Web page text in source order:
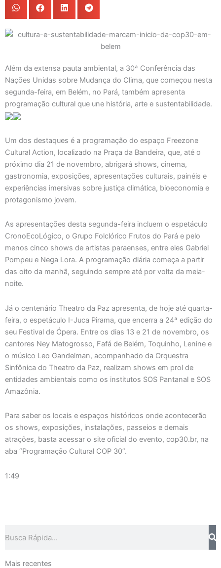
Além da extensa pauta ambiental, a 30ª Conferência das
Nações Unidas sobre Mudança do Clima, que começou nesta
segunda-feira, em Belém, no Pará, também apresenta
programação cultural que une história, arte e sustentabilidade.
Um dos destaques é a programação do espaço Freezone
Cultural Action, localizado na Praça da Bandeira, que, até o
próximo dia 21 de novembro, abrigará shows, cinema,
gastronomia, exposições, apresentações culturais, painéis e
experiências imersivas sobre justiça climática, bioeconomia e
protagonismo jovem.
As apresentações desta segunda-feira incluem o espetáculo
CronoEcoLógico, o Grupo Folclórico Frutos do Pará e pelo
menos cinco shows de artistas paraenses, entre eles Gabriel
Pompeu e Nega Lora. A programação diária começa a partir
das oito da manhã, seguindo sempre até por volta da meia-
noite.
Já o centenário Theatro da Paz apresenta, de hoje até quarta-
feira, o espetáculo I-Juca Pirama, que encerra a 24ª edição do
seu Festival de Ópera. Entre os dias 13 e 21 de novembro, os
cantores Ney Matogrosso, Fafá de Belém, Toquinho, Lenine e
o músico Leo Gandelman, acompanhado da Orquestra
Sinfônica do Theatro da Paz, realizam shows em prol de
entidades ambientais como os institutos SOS Pantanal e SOS
Amazônia.
Para saber os locais e espaços históricos onde acontecerão
os shows, exposições, instalações, passeios e demais
atrações, basta acessar o site oficial do evento, cop30.br, na
aba “Programação Cultural COP 30”.
1:49
Mais recentes